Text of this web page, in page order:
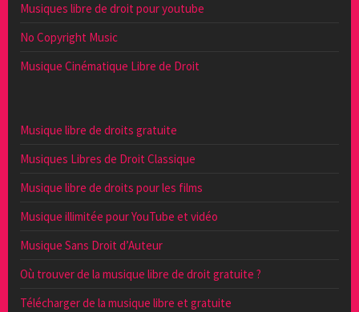
Musiques libre de droit pour youtube
No Copyright Music
Musique Cinématique Libre de Droit
Musique libre de droits gratuite
Musiques Libres de Droit Classique
Musique libre de droits pour les films
Musique illimitée pour YouTube et vidéo
Musique Sans Droit d’Auteur
Où trouver de la musique libre de droit gratuite ?
Télécharger de la musique libre et gratuite